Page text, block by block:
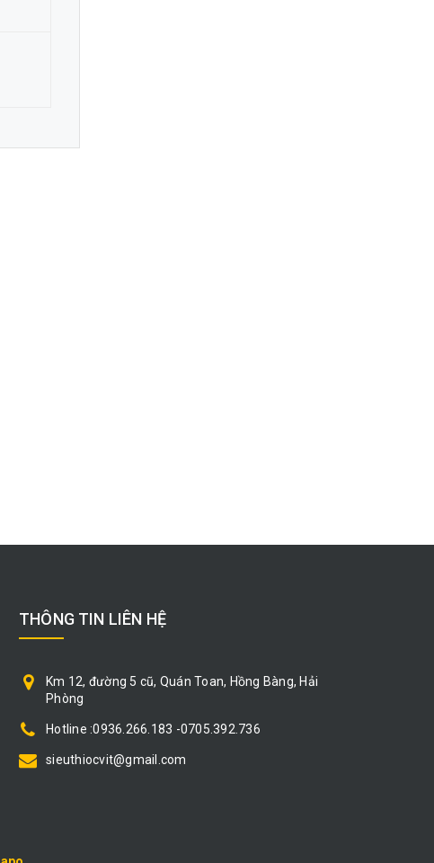
THÔNG TIN LIÊN HỆ
Km 12, đường 5 cũ, Quán Toan, Hồng Bàng, Hải
Phòng
Hotline :0936.266.183 -0705.392.736
sieuthiocvit@gmail.com